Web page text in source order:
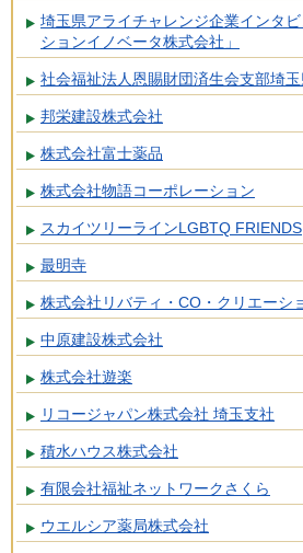
埼玉県アライチャレンジ企業インタ
ションイノベータ株式会社」
社会福祉法人恩賜財団済生会支部埼
邦栄建設株式会社
株式会社富士薬品
株式会社物語コーポレーション
スカイツリーラインLGBTQ FRIENDS
最明寺
株式会社リバティ・CO・クリエーシ
中原建設株式会社
株式会社遊楽
リコージャパン株式会社 埼玉支社
積水ハウス株式会社
有限会社福祉ネットワークさくら
ウエルシア薬局株式会社